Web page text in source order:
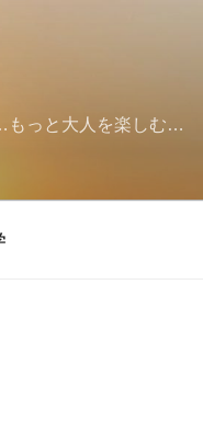
もっと大人を楽しむ…